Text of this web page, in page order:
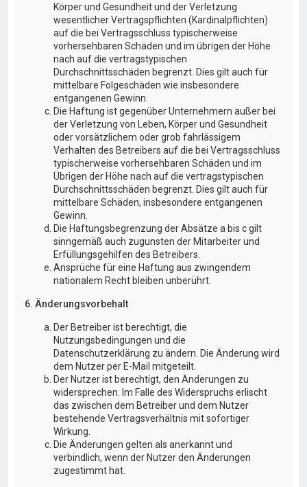
Körper und Gesundheit und der Verletzung
wesentlicher Vertragspflichten (Kardinalpflichten)
auf die bei Vertragsschluss typischerweise
vorhersehbaren Schäden und im übrigen der Höhe
nach auf die vertragstypischen
Durchschnittsschäden begrenzt. Dies gilt auch für
mittelbare Folgeschäden wie insbesondere
entgangenen Gewinn.
Die Haftung ist gegenüber Unternehmern außer bei
der Verletzung von Leben, Körper und Gesundheit
oder vorsätzlichem oder grob fahrlässigem
Verhalten des Betreibers auf die bei Vertragsschluss
typischerweise vorhersehbaren Schäden und im
Übrigen der Höhe nach auf die vertragstypischen
Durchschnittsschäden begrenzt. Dies gilt auch für
mittelbare Schäden, insbesondere entgangenen
Gewinn.
Die Haftungsbegrenzung der Absätze a bis c gilt
sinngemäß auch zugunsten der Mitarbeiter und
Erfüllungsgehilfen des Betreibers.
Ansprüche für eine Haftung aus zwingendem
nationalem Recht bleiben unberührt.
6. Änderungsvorbehalt
Der Betreiber ist berechtigt, die
Nutzungsbedingungen und die
Datenschutzerklärung zu ändern. Die Änderung wird
dem Nutzer per E-Mail mitgeteilt.
Der Nutzer ist berechtigt, den Änderungen zu
widersprechen. Im Falle des Widerspruchs erlischt
das zwischen dem Betreiber und dem Nutzer
bestehende Vertragsverhältnis mit sofortiger
Wirkung.
Die Änderungen gelten als anerkannt und
verbindlich, wenn der Nutzer den Änderungen
zugestimmt hat.